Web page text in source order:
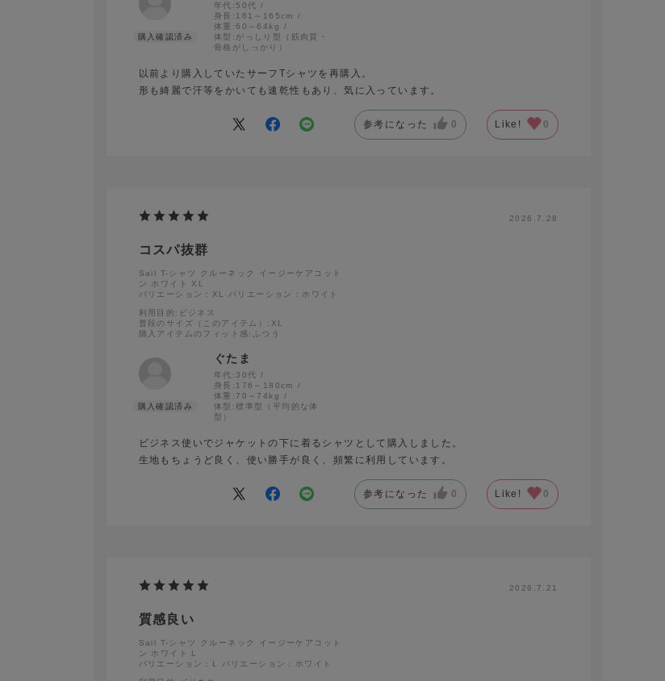
年代: 50代
身長: 161～165cm
体重:60～64kg
体型: がっしり型（筋肉質・
骨格がしっかり）
以前より購入していたサーフTシャツを再購入。
形も綺麗で汗等をかいても速乾性もあり、気に入っています。
参考になった 0 Like! 0
2026.7.28
コスパ抜群
Sail T-シャツ クルーネック イージーケアコット
ン ホワイト XL
バリエーション：XL
バリエーション：ホワイト
利用目的 :ビジネス
普段のサイズ（このアイテム） :XL
購入アイテムのフィット感:ふつう
ぐたま
年代:30代
身長: 176～180cm
体重: 70～74kg
体型:標準型（平均的な体
型）
ビジネス使いでジャケットの下に着るシャツとして購入しました。
生地もちょうど良く、使い勝手が良く、頻繁に利用しています。
参考になった 0 Like! 0
2026.7.21
質感良い
Sail T-シャツ クルーネック イージーケアコット
ン ホワイト L
バリエーション：L
バリエーション：ホワイト